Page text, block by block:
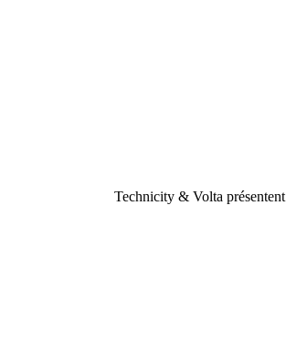
Technicity & Volta présentent